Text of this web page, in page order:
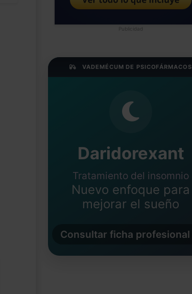
Publicidad
VADEMÉCUM DE PSICOFÁRMACOS
Daridorexant
Tratamiento del insomnio
Nuevo enfoque para
mejorar el sueño
Consultar ficha profesional